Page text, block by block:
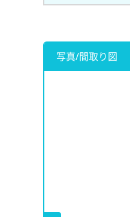
写真/間取り図